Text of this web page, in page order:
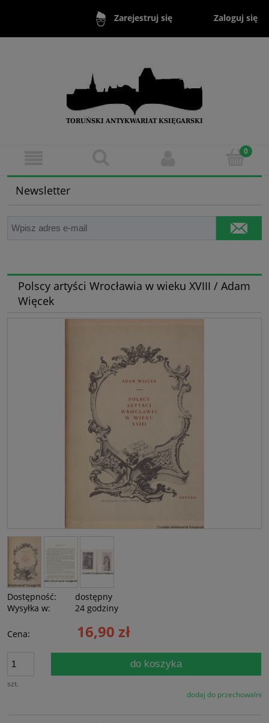
Zarejestruj się Zaloguj się
Newsletter
Polscy artyści Wrocławia w wieku XVIII / Adam
Więcek
Dostępność:
dostępny
Wysyłka w:
24 godziny
Cena: 16,90 zł
szt.
do koszyka
dodaj do przechowalni